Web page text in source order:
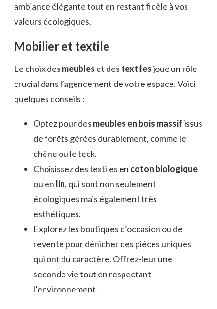
ambiance élégante tout en restant fidèle à vos
valeurs écologiques.
Mobilier et textile
Le choix des meubles et des textilesjoue un rôle
crucial dans l’agencement de votre espace. Voici
quelques conseils :
Optez pour des meubles en bois massifissus
de forêts gérées durablement, comme le
chêne ou le teck.
Choisissez des textiles en coton biologique
ou en lin, qui sont non seulement
écologiques mais également très
esthétiques.
Explorez les boutiques d’occasion ou de
revente pour dénicher des pièces uniques
qui ont du caractère. Offrez-leur une
seconde vie tout en respectant
l’environnement.